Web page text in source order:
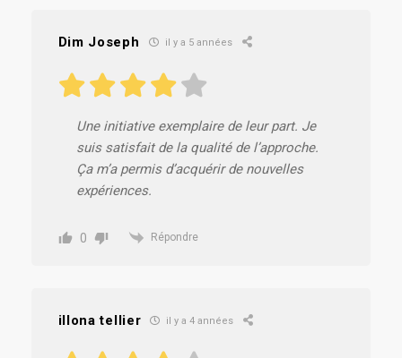
Dim Joseph il y a 5 années
Une initiative exemplaire de leur part. Je
suis satisfait de la qualité de l’approche.
Ça m’a permis d’acquérir de nouvelles
expériences.
0 Répondre
illona tellier il y a 4 années